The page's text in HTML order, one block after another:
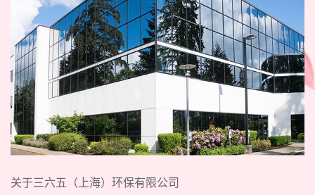
关于三六五（上海）环保有限公司